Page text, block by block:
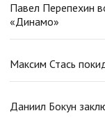
Павел Перепехин
«Динамо»
Максим Стась
Даниил Бокун